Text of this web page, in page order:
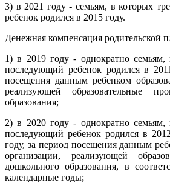
3) в 2021 году - семьям, в которых
ребенок родился в 2015 году.
Денежная компенсация родительской
1) в 2019 году - однократно
последующий ребенок родился в
посещения данным ребенком
реализующей образовательные
образования;
2) в 2020 году - однократно
последующий ребенок родился в
году, за период посещения данным
организации, реализующей
дошкольного образования, в
календарные годы;